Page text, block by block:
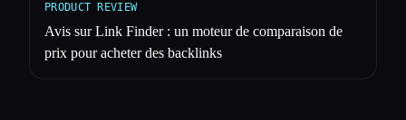
PRODUCT REVIEW
Avis sur Link Finder : un moteur de comparaison de
prix pour acheter des backlinks